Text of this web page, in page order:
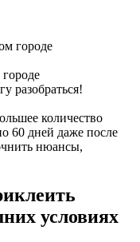
разобраться!
количество
60 дней даже после
нюансы,
условиях